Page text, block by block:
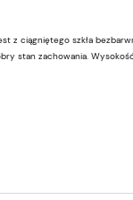
z ciągniętego szkła
stan zachowania.